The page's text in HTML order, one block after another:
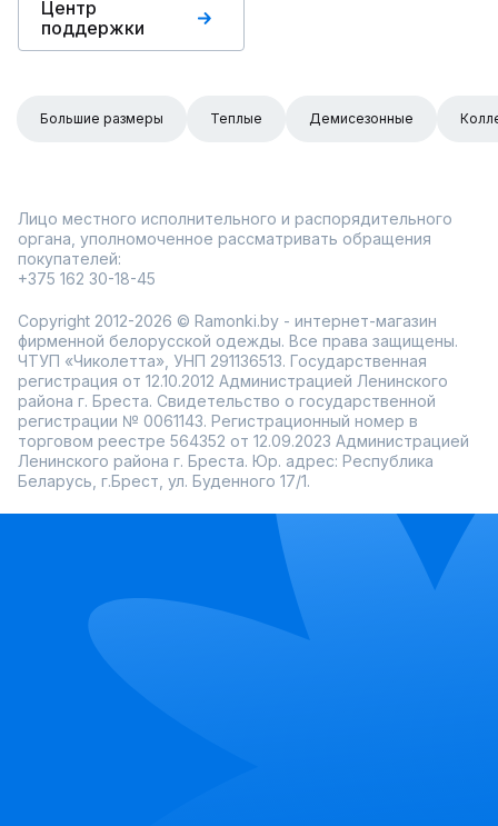
Центр
поддержки
Большие размеры Теплые Демисезонные
Лицо местного исполнительного и распорядительного
органа, уполномоченное рассматривать обращения
покупателей:
+375 162 30-18-45
Copyright 2012-2026 © Ramonki.by - интернет-магазин
фирменной белорусской одежды. Все права защищены.
ЧТУП «Чиколетта», УНП 291136513. Государственная
регистрация от 12.10.2012 Администрацией Ленинского
района г. Бреста. Свидетельство о государственной
регистрации № 0061143. Регистрационный номер в
торговом реестре 564352 от 12.09.2023 Администрацией
Ленинского района г. Бреста. Юр. адрес: Республика
Беларусь, г.Брест, ул. Буденного 17/1.